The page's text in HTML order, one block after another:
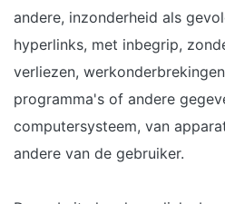
andere, inzonderheid als
hyperlinks, met inbegrip,
verliezen,
programma's of andere
computersysteem, van
andere van de gebruiker.